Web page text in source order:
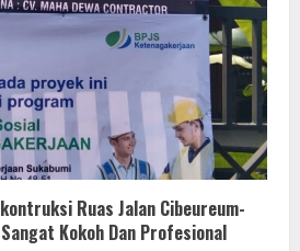
Ruas Jalan Cibeureum-
Kokoh Dan Profesional